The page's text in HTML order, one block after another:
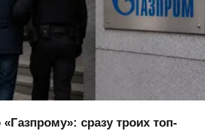
сразу троих топ-